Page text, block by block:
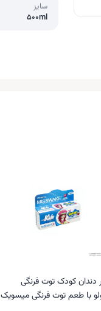
سایز
500ml
دندان کودک توت فرنگی
با طعم توت فرنگی میسویک